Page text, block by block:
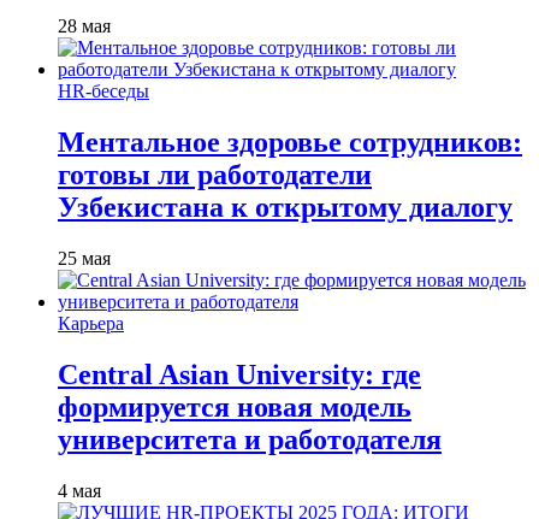
28 мая
HR-беседы
Ментальное здоровье сотрудников:
готовы ли работодатели
Узбекистана к открытому диалогу
25 мая
Карьера
Central Asian University: где
формируется новая модель
университета и работодателя
4 мая